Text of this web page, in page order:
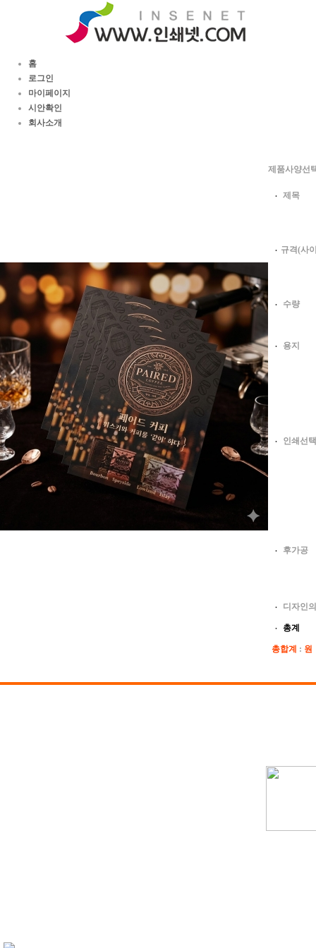
홈
로그인
마이페이지
시안확인
회사소개
제품사양선
제목
규격(사
수량
용지
인쇄선택
후가공
디자인
총계
총합계 : 원